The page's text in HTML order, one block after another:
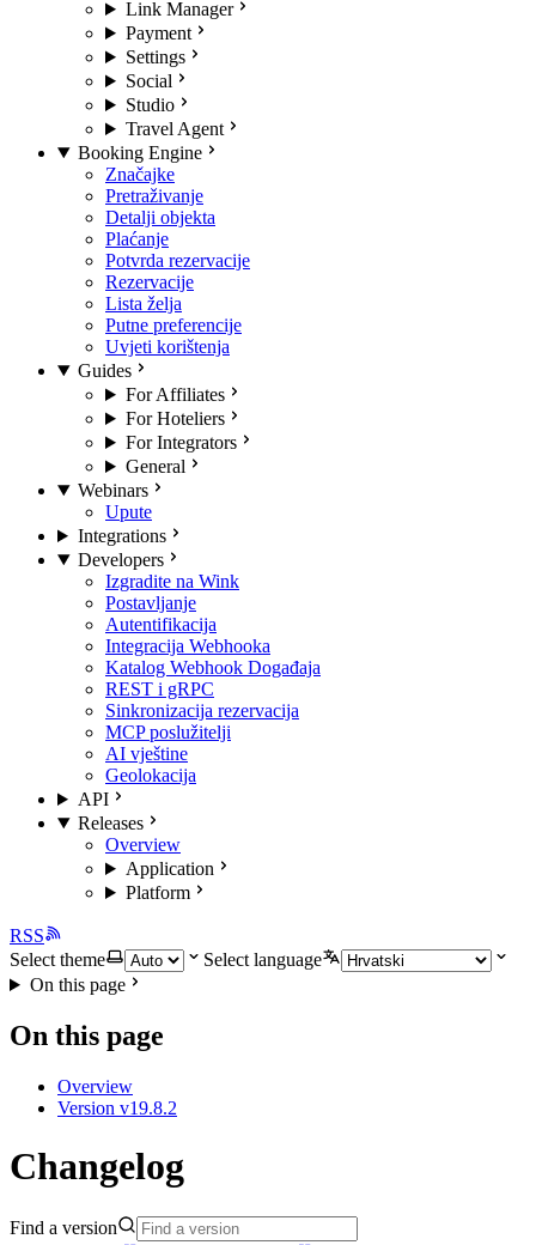
Link Manager
Payment
Settings
Social
Studio
Travel Agent
Booking Engine
Značajke
Pretraživanje
Detalji objekta
Plaćanje
Potvrda rezervacije
Rezervacije
Lista želja
Putne preferencije
Uvjeti korištenja
Guides
For Affiliates
For Hoteliers
For Integrators
General
Webinars
Upute
Integrations
Developers
Izgradite na Wink
Postavljanje
Autentifikacija
Integracija Webhooka
Katalog Webhook Događaja
REST i gRPC
Sinkronizacija rezervacija
MCP poslužitelji
AI vještine
Geolokacija
API
Releases
Overview
Application
Platform
RSS
Select theme
Select language
On this page
On this page
Overview
Version v19.8.2
Changelog
Find a version